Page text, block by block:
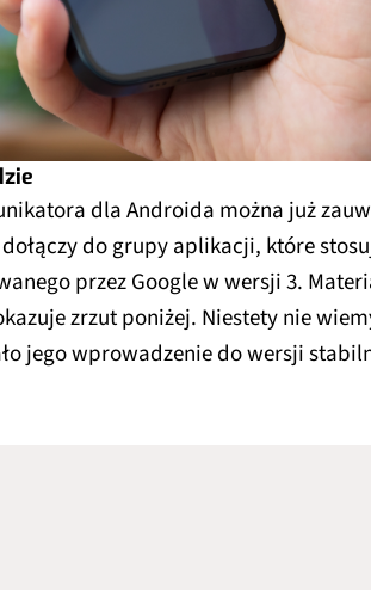
dla Androida można już
do grupy aplikacji, które
przez Google w wersji 3.
zrzut poniżej. Niestety nie
jego wprowadzenie do wersji